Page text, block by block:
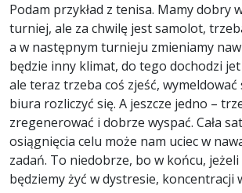
Podam przykład z tenisa. Mamy dobry
turniej, ale za chwilę jest samolot,
a w następnym turnieju zmieniamy
będzie inny klimat, do tego dochodzi
ale teraz trzeba coś zjeść, wymeldować
biura rozliczyć się. A jeszcze jedno –
zregenerować i dobrze wyspać. Cała
osiągnięcia celu może nam uciec w
zadań. To niedobrze, bo w końcu, jeżeli
będziemy żyć w dystresie, koncentracji